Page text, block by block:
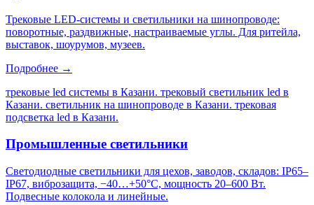
Трековые LED-системы и светильники на шинопроводе:
поворотные, раздвижные, настраиваемые углы. Для ритейла,
выставок, шоурумов, музеев.
Подробнее →
трековые led системы в Казани. трековый светильник led в
Казани. светильник на шинопроводе в Казани. трековая
подсветка led в Казани.
Промышленные светильники
Светодиодные светильники для цехов, заводов, складов: IP65–
IP67, виброзащита, −40…+50°C, мощность 20–600 Вт.
Подвесные колокола и линейные.